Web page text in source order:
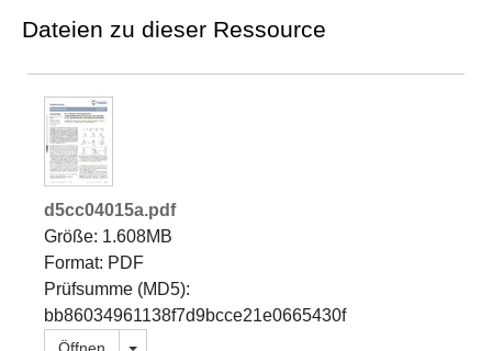
Dateien zu dieser Ressource
d5cc04015a.pdf
Größe: 1.608MB
Format: PDF
Prüfsumme (MD5):
bb86034961138f7d9bcce21e0665430f
Dropdown öffnen